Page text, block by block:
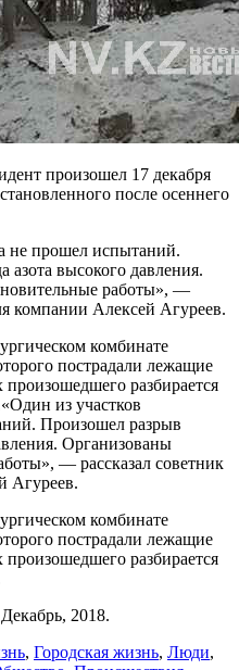
произошел 17 декабря
после осеннего
не прошел испытаний.
азота высокого давления.
работы», —
компании Алексей Агуреев.
комбинате
пострадали лежащие
разбирается
из участков
Произошел разрыв
Организованы
— рассказал советник
Агуреев.
комбинате
пострадали лежащие
разбирается
2018.
, Городская жизнь, Люди,